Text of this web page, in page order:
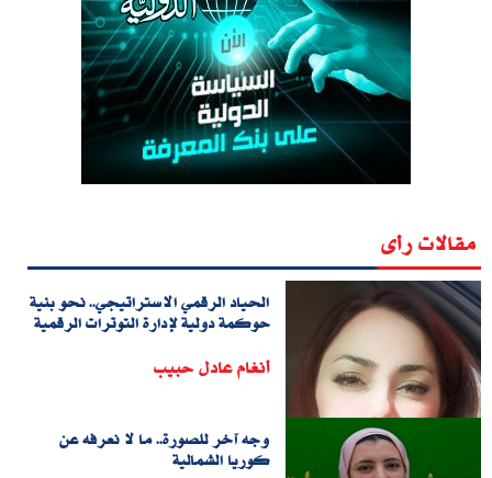
مقالات رأى
الحياد الرقمي الاستراتيجي.. نحو بنية
حوكمة دولية لإدارة التوترات الرقمية
أنغام عادل حبيب
وجه آخر للصورة.. ما لا نعرفه عن
كوريا الشمالية